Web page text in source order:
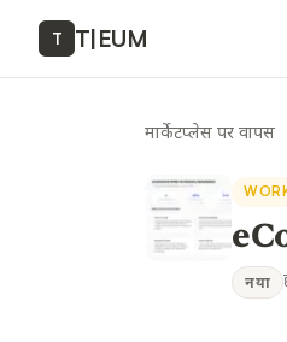
T T|EUM
मार्केटप्लेस पर वापस
नया